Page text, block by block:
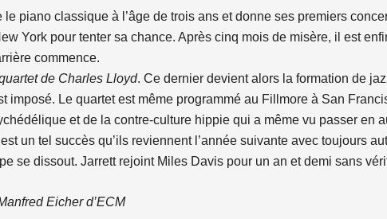
piano classique à l’âge de trois ans et donne ses premiers
York pour tenter sa chance. Après cinq mois de misère, il est
commence.
de Charles Lloyd. Ce dernier devient alors la formation de
imposé. Le quartet est même programmé au Fillmore à San
et de la contre-culture hippie qui a même vu passer en
un tel succès qu’ils reviennent l’année suivante avec toujours
se dissout. Jarrett rejoint Miles Davis pour un an et demi sans
Eicher d’ECM